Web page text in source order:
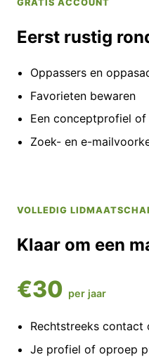
GRATIS ACCOUNT
Eerst rustig
Oppassers en
Favorieten bewaren
Een conceptprofiel
Zoek- en e-
VOLLEDIG
Klaar om een
€30 per jaar
Rechtstreeks contact
Je profiel of oproep